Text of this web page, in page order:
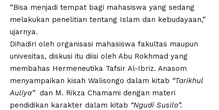
“Bisa menjadi tempat bagi mahasiswa yang sedang
melakukan penelitian tentang Islam dan kebudayaan,”
ujarnya.
Dihadiri oleh organisasi mahasiswa fakultas maupun
univesitas, diskusi itu diisi oleh Abu Rokhmad yang
membahas Hermeneutika Tafsir Al-Ibriz. Anasom
menyampaikan kisah Walisongo dalam kitab “Tarikhul
Auliya”dan M. Rikza Chamami dengan materi
pendidikan karakter dalam kitab “Ngudi Susilo”.